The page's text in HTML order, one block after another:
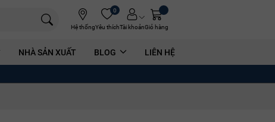
Hệ thống
0
Yêu thíchTài khoảnGiỏ hàng
NHÀ SẢN XUẤT BLOG LIÊN HỆ